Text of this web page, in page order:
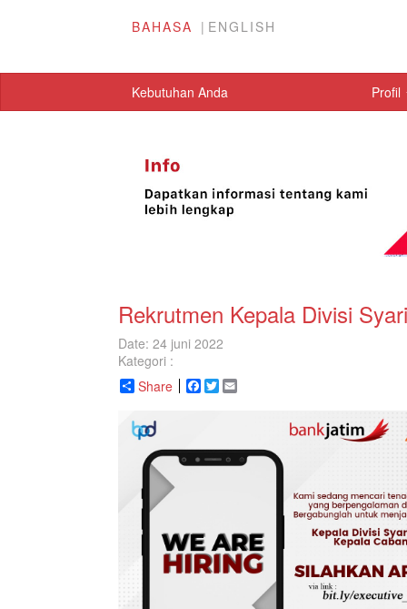
BAHASA ENGLISH
Kebutuhan Anda Profil
Rekrutmen Kepala Divisi
Date: 24 juni 2022
Kategori :
Share
Facebook
Twitter